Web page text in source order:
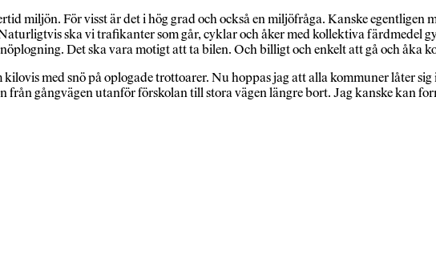
miljön. För visst är det i hög grad och också en miljöfråga. Kanske egentligen
ska vi trafikanter som går, cyklar och åker med kollektiva färdmedel
Det ska vara motigt att ta bilen. Och billigt och enkelt att gå och åka
med snö på oplogade trottoarer. Nu hoppas jag att alla kommuner låter
från gångvägen utanför förskolan till stora vägen längre bort. Jag kanske kan